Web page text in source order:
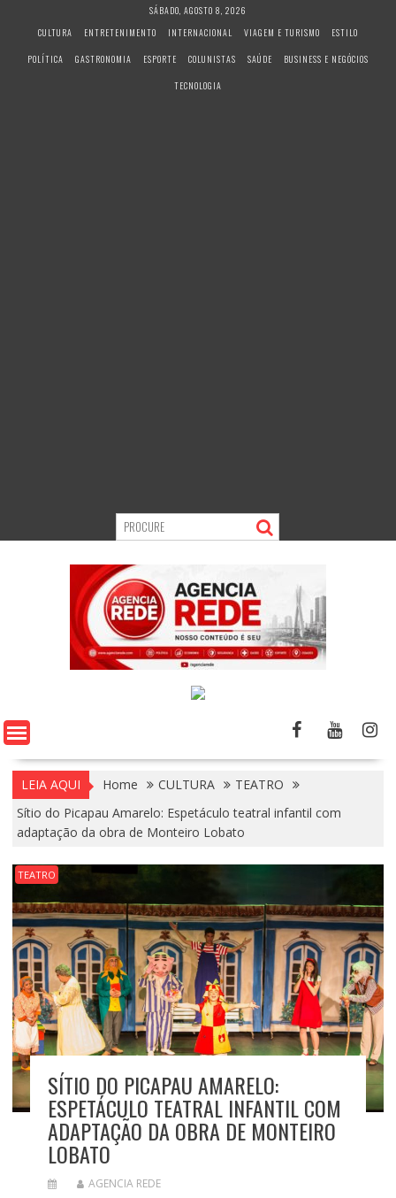
SÁBADO, AGOSTO 8, 2026
CULTURA
ENTRETENIMENTO INTERNACIONAL VIAGEM E TURISMO
ESTILO
POLÍTICA
GASTRONOMIA ESPORTE COLUNISTAS SAÚDE
BUSINESS E NEGÓCIOS
TECNOLOGIA
LEIA AQUI Home CULTURA
TEATRO
Sítio do Picapau Amarelo: Espetáculo teatral infantil com
adaptação da obra de Monteiro Lobato
TEATRO
SÍTIO DO PICAPAU AMARELO:
ESPETÁCULO TEATRAL INFANTIL COM
ADAPTAÇÃO DA OBRA DE MONTEIRO
LOBATO
AGENCIA REDE